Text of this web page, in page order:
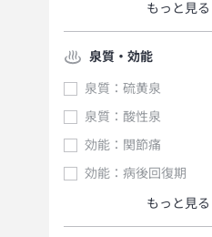
もっと見る
泉質・効能
泉質：硫黄泉
泉質：酸性泉
効能：関節痛
効能：病後回復期
もっと見る